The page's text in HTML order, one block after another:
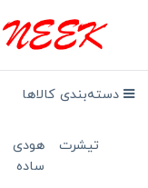
دسته‌بندی کالاها
تیشرت
هودی
ساده